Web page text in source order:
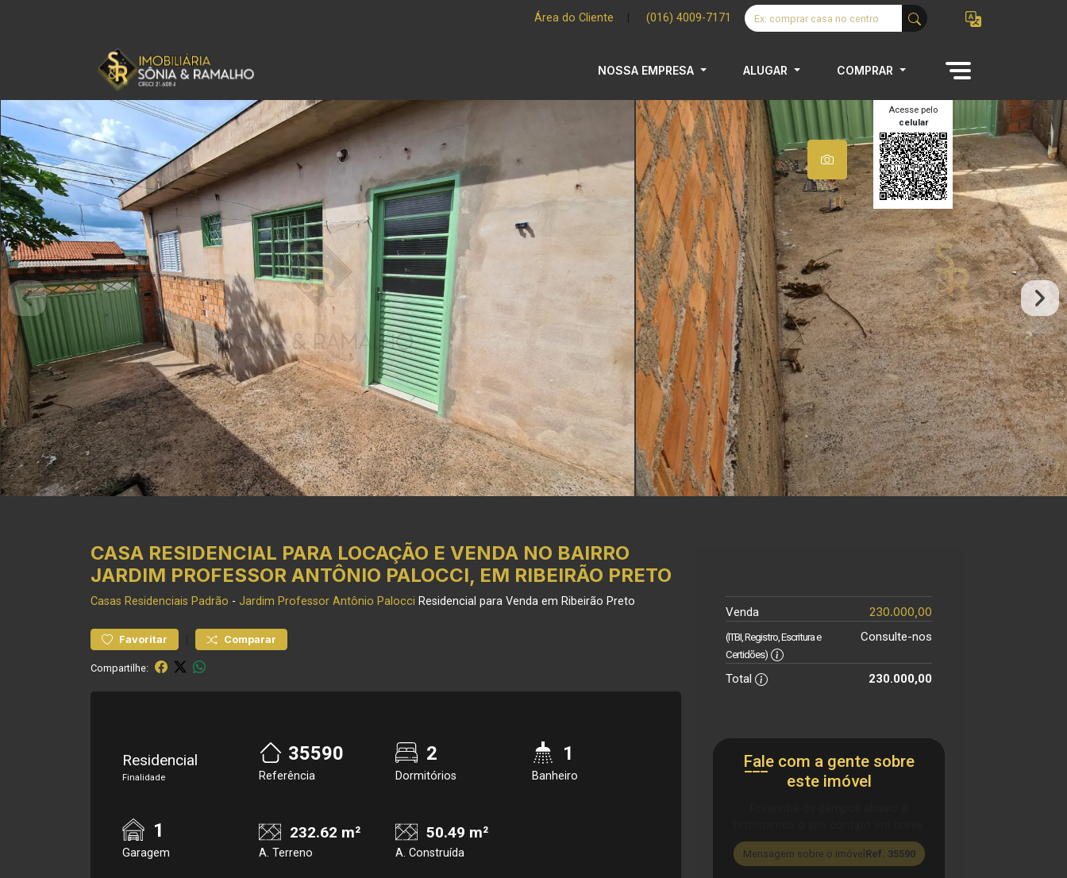
Área do Cliente (016) 4009-7171
NOSSA EMPRESA ALUGAR COMPRAR
Acesse pelo
celular
CASA RESIDENCIAL PARA LOCAÇÃO E VENDA NO BAIRRO
JARDIM PROFESSOR ANTÔNIO PALOCCI, EM RIBEIRÃO PRETO
Casas Residenciais Padrão - Jardim Professor Antônio Palocci Residencial para Venda em Ribeirão Preto
Favoritar Comparar
Compartilhe:
Residencial
Finalidade
35590
Referência
2
Dormitórios
1
Banheiro
1
Garagem
232.62 m²
A. Terreno
50.49 m²
A. Construída
Venda 230.000,00
(ITBI, Registro, Escritura e
Certidões)
Consulte-nos
Total 230.000,00
Fale com a gente sobre
este imóvel
Mensagem sobre o imóvel Ref. 35590